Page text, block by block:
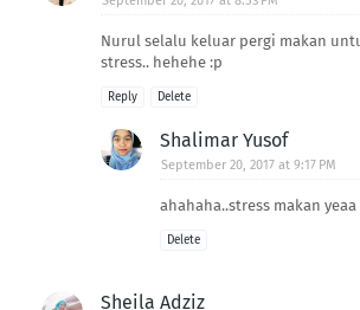
Nurul selalu keluar pergi makan
stress.. hehehe :p
Reply Delete
Shalimar Yusof
September 20, 2017 at 9:17 PM
ahahaha..stress makan yeaa
Delete
Sheila Adziz